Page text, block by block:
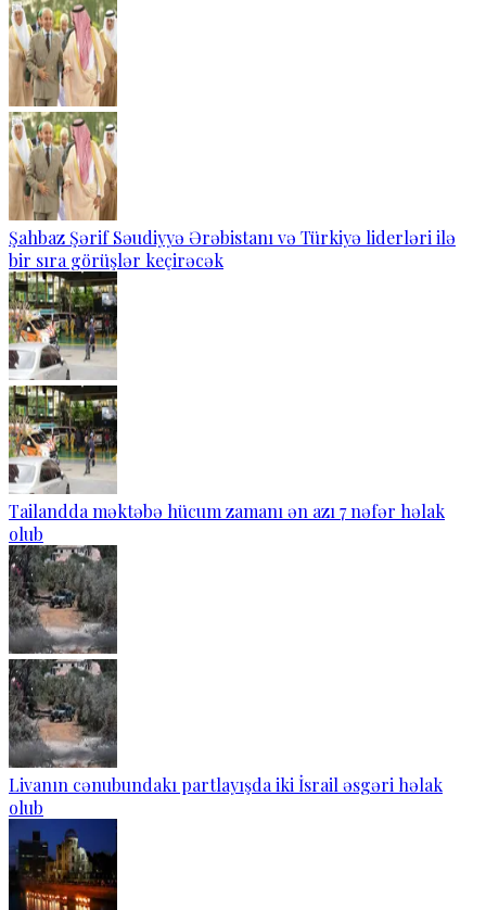
Şahbaz Şərif Səudiyyə Ərəbistanı və Türkiyə liderləri ilə
bir sıra görüşlər keçirəcək
Tailandda məktəbə hücum zamanı ən azı 7 nəfər həlak
olub
Livanın cənubundakı partlayışda iki İsrail əsgəri həlak
olub